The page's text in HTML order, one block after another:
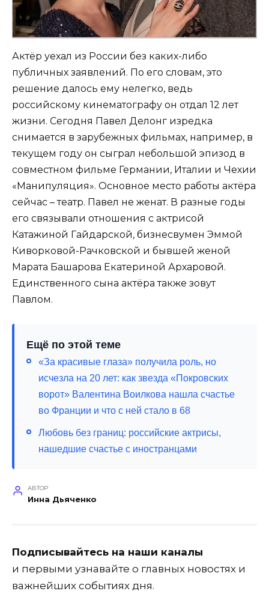
Актёр уехал из России без каких-либо
публичных заявлений. По его словам, это
решение далось ему нелегко, ведь
российскому кинематографу он отдал 12 лет
жизни. Сегодня Павел Делонг изредка
снимается в зарубежных фильмах, например, в
текущем году он сыграл небольшой эпизод в
совместном фильме Германии, Италии и Чехии
«Манипуляция». Основное место работы актёра
сейчас – театр. Павел не женат. В разные годы
его связывали отношения с актрисой
Катажиной Гайдарской, бизнесвумен Эммой
Киворковой-Рачковской и бывшей женой
Марата Башарова Екатериной Архаровой.
Единственного сына актёра также зовут
Павлом.
Ещё по этой теме
«За красивые глаза» получила роль, но
исчезла на 20 лет: как звезда «Покровских
ворот» Валентина Воилкова нашла счастье
во Франции и что с ней стало в 68
Любовь без границ: российские актрисы,
нашедшие счастье с иностранцами
АВТОР
Инна Дьяченко
Подписывайтесь на наши каналы
и первыми узнавайте о главных новостях и
важнейших событиях дня.